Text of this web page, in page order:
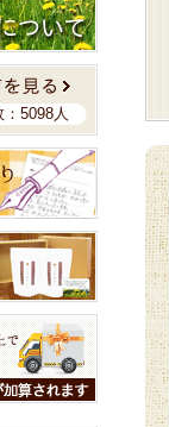
5098人